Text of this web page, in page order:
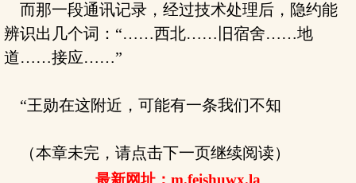
而那一段通讯记录，经过技术处理后，隐约能
辨识出几个词：“……西北……旧宿舍……地
道……接应……”
“王勋在这附近，可能有一条我们不知
（本章未完，请点击下一页继续阅读）
最新网址：m.feishuwx.la